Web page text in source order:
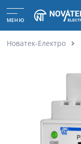
МЕНЮ
Новатек-Електро